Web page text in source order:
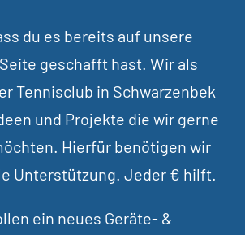
du es bereits auf unsere
geschafft hast. Wir als
Tennisclub in Schwarzenbek
und Projekte die wir gerne
Hierfür benötigen wir
Unterstützung. Jeder € hilft.
ein neues Geräte- &